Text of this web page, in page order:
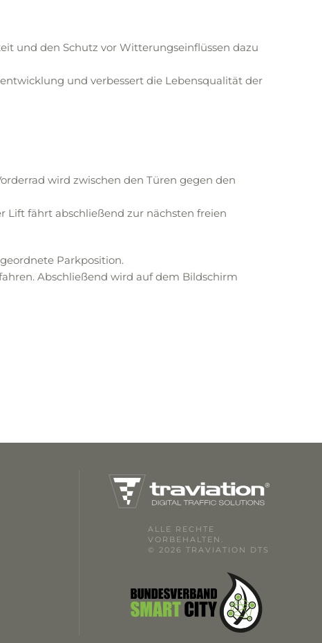
und den Schutz vor Witterungseinflüssen dazu
und verbessert die Lebensqualität der
wird zwischen den Türen gegen den
Lift fährt abschließend zur nächsten freien
Parkposition.
Abschließend wird auf dem Bildschirm
ALLE RECHTE
VORBEHALTEN.
© 2026 TRAVIATION DTS